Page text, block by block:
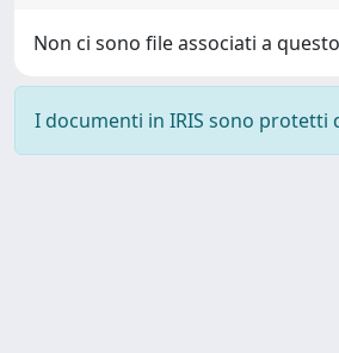
Non ci sono file associati a
I documenti in IRIS sono